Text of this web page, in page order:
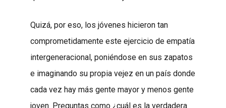
Quizá, por eso, los jóvenes hicieron tan
comprometidamente este ejercicio de empatía
intergeneracional, poniéndose en sus zapatos
e imaginando su propia vejez en un país donde
cada vez hay más gente mayor y menos gente
joven. Preguntas como ¿cuál es la verdadera